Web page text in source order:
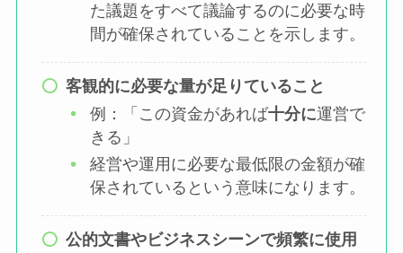
た議題をすべて議論するのに必要な時
間が確保されていることを示します。
客観的に必要な量が足りていること
例：「この資金があれば十分に運営で
きる」
経営や運用に必要な最低限の金額が確
保されているという意味になります。
公的文書やビジネスシーンで頻繁に使用